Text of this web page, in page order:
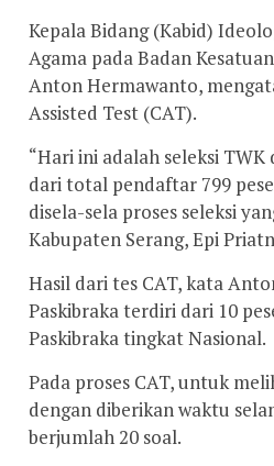
Kepala Bidang (Kabid)
Agama pada Badan
Anton Hermawanto,
Assisted Test (CAT).
“Hari ini adalah seleksi
dari total pendaftar 799
disela-sela proses seleksi
Kabupaten Serang, Epi
Hasil dari tes CAT, kata
Paskibraka terdiri dari 10
Paskibraka tingkat Nasional.
Pada proses CAT, untuk
dengan diberikan waktu
berjumlah 20 soal.